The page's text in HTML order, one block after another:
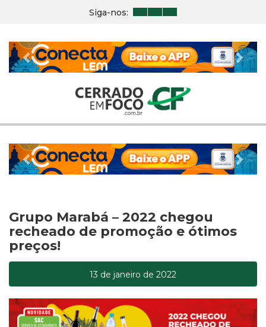
Siga-nos:
Previous Next
Previous Next
Grupo Marabá – 2022 chegou
recheado de promoção e ótimos
preços!
13 de janeiro de 2022